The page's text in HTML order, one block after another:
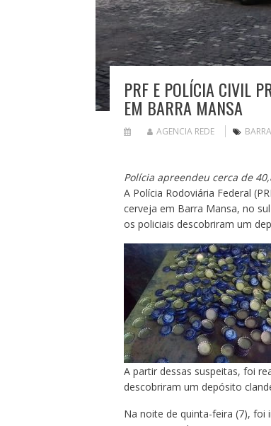
PRF E POLÍCIA CIVIL
EM BARRA MANSA
AGENCIA REDE
Polícia apreendeu cerca de
A Polícia Rodoviária Federal
cerveja em Barra Mansa, no
os policiais descobriram um
A partir dessas suspeitas, foi
descobriram um depósito
Na noite de quinta-feira (7), foi